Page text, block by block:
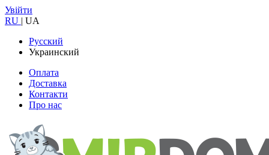
Увійти
RU | UA
Русский
Украинский
Оплата
Доставка
Контакти
Про нас